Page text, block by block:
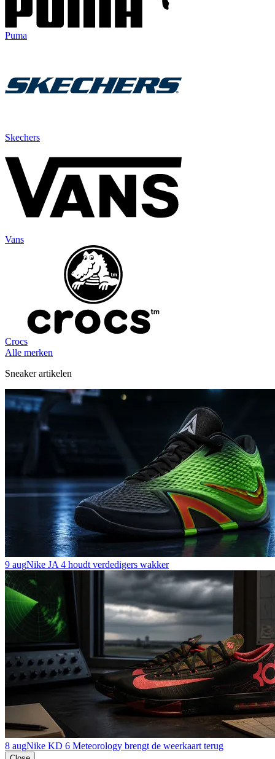
Puma
Skechers
Vans
Crocs
Alle merken
Sneaker artikelen
9 augNike JA 4 houdt verdedigers wakker
8 augNike KD 6 Meteorology brengt de weerkaart terug